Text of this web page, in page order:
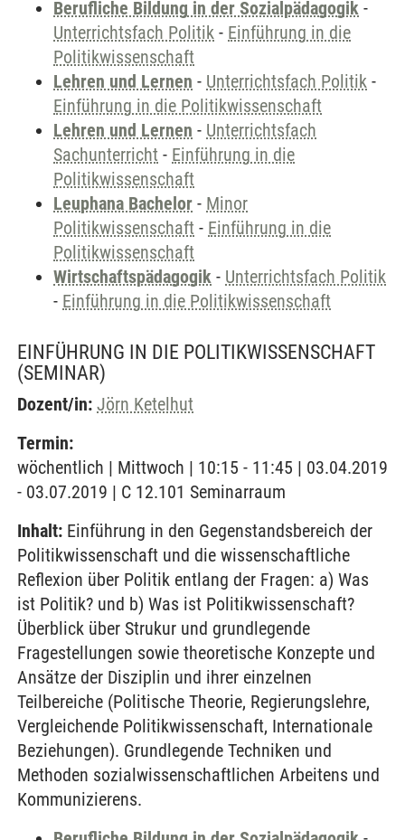
Berufliche Bildung in der Sozialpädagogik -
Unterrichtsfach Politik - Einführung in die
Politikwissenschaft
Lehren und Lernen - Unterrichtsfach Politik -
Einführung in die Politikwissenschaft
Lehren und Lernen - Unterrichtsfach
Sachunterricht - Einführung in die
Politikwissenschaft
Leuphana Bachelor - Minor
Politikwissenschaft - Einführung in die
Politikwissenschaft
Wirtschaftspädagogik - Unterrichtsfach Politik
- Einführung in die Politikwissenschaft
EINFÜHRUNG IN DIE POLITIKWISSENSCHAFT
(SEMINAR)
Dozent/in: Jörn Ketelhut
Termin:
wöchentlich | Mittwoch | 10:15 - 11:45 | 03.04.2019
- 03.07.2019 | C 12.101 Seminarraum
Inhalt: Einführung in den Gegenstandsbereich der
Politikwissenschaft und die wissenschaftliche
Reflexion über Politik entlang der Fragen: a) Was
ist Politik? und b) Was ist Politikwissenschaft?
Überblick über Strukur und grundlegende
Fragestellungen sowie theoretische Konzepte und
Ansätze der Disziplin und ihrer einzelnen
Teilbereiche (Politische Theorie, Regierungslehre,
Vergleichende Politikwissenschaft, Internationale
Beziehungen). Grundlegende Techniken und
Methoden sozialwissenschaftlichen Arbeitens und
Kommunizierens.